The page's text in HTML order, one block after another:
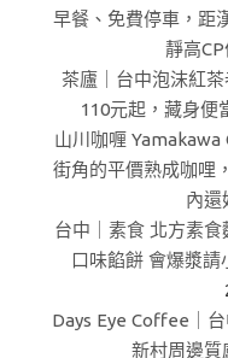
早餐、免費停車，距
靜高
茶廬｜台中泡沫紅
110元起，藏身便
山川咖喱 Yamakawa
街角的平價熟成咖哩
內還
台中｜素食 北方素
口味餡餅 會爆漿請
Days Eye Coffee｜
新村周邊質